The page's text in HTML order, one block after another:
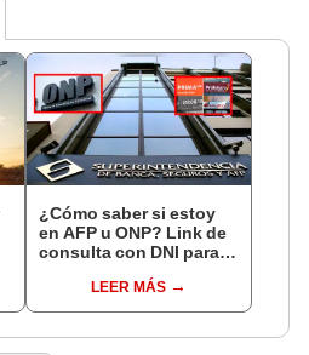
¿Cómo saber si estoy
en AFP u ONP? Link de
consulta con DNI para
pensiones estás
LEER MÁS